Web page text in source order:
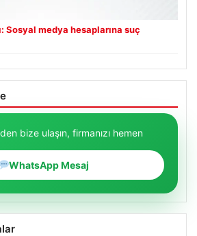
Sosyal medya hesaplarına suç
bize ulaşın, firmanızı hemen
WhatsApp Mesaj